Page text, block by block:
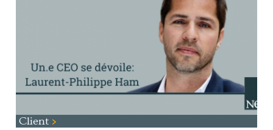
Client